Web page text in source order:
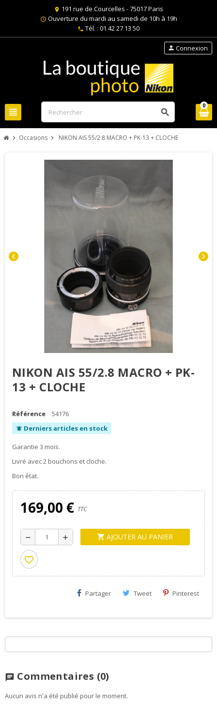
location_on 191 rue de Courcelles - 75017 Paris
schedule Ouverture du mardi au samedi de 10h à 19h
phone Tél. : 01 42 27 13 50
view_headline search
person Connexion
0
chevron_right Occasions chevron_right NIKON AIS 55/2.8 MACRO + PK-13 + CLOCHE
chevron_left chevron_right
NIKON AIS 55/2.8 MACRO + PK-
13 + CLOCHE
Référence 54176
notifications_active Derniers articles en stock
Garantie 3 mois.
Livré avec 2 bouchons et cloche.
Bon état.
169,00 € TTC
remove add shopping_cart AJOUTER AU PANIER
favorite_border
Partager Tweet Pinterest
chat Commentaires (0)
Aucun avis n'a été publié pour le moment.